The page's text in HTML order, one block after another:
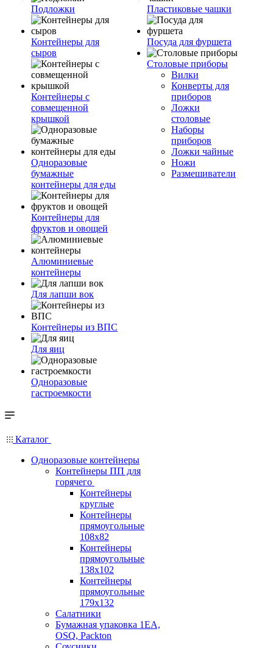
Подложки
Контейнеры для
сыров
Контейнеры с
совмещенной
крышкой
Одноразовые
бумажные
контейнеры для еды
Контейнеры для
фруктов и овощей
Алюминиевые
контейнеры
Для лапши вок
Контейнеры из ВПС
Для яиц
Одноразовые
гастроемкости
Пластиковые чашки
Посуда для фуршета
Столовые приборы
Вилки
Конверты для
приборов
Ложки
столовые
Наборы
приборов
Ложки чайные
Ножи
Размешиватели
Каталог
Одноразовые контейнеры
Контейнеры ПП для
горячего
Контейнеры
круглые
Контейнеры
прямоугольные
108х82
Контейнеры
прямоугольные
138х102
Контейнеры
прямоугольные
179х132
Салатники
Бумажная упаковка 1ЕА,
OSQ, Packton